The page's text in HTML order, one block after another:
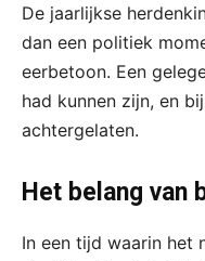
De jaarlijkse
dan een politiek
eerbetoon. Een
had kunnen zijn, en
achtergelaten.
Het belang van
In een tijd waarin het